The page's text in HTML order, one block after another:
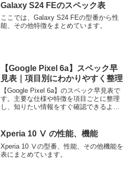
Galaxy S24 FEのスペック表
ここでは、Galaxy S24 FEの型番から性
能、その他特徴をまとめています。
【Google Pixel 6a】スペック早
見表｜項目別にわかりやすく整理
【Google Pixel 6a】のスペック早見表で
す。主要な仕様や特徴を項目ごとに整理
し、知りたい情報をすぐ確認できるよう
Xperia 10 Ⅴ の性能、機能
Xperia 10 Ⅴの型番、性能、その他機能を
表にまとめています。